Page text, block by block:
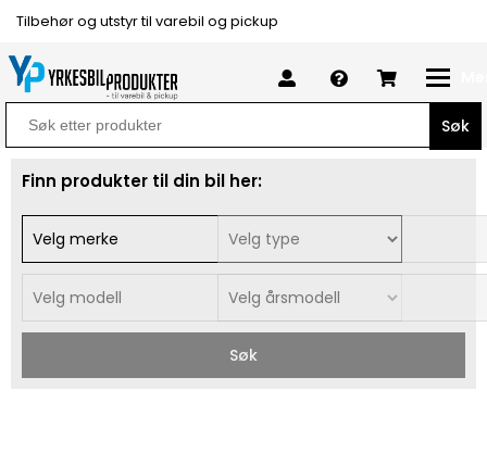
Tilbehør og utstyr til varebil og pickup
Search
for:
Finn produkter til din bil her:
Søk